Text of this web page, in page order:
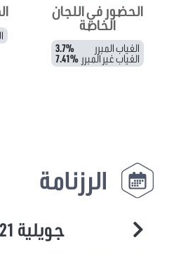
الحضور في اللجان
الخاصة
الغياب المبرر 3.7%
الغياب غير المبرر 7.41%
الرزنامة
جويلية 2021